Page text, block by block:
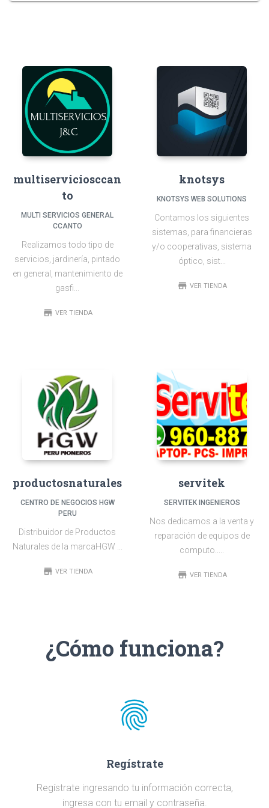
multiserviciosccan
to
MULTI SERVICIOS GENERAL
CCANTO
Realizamos todo tipo de
servicios, jardinería, pintado
en general, mantenimiento de
gasfi...
store VER TIENDA
knotsys
KNOTSYS WEB SOLUTIONS
Contamos los siguientes
sistemas, para financieras
y/o cooperativas, sistema
óptico, sist...
store VER TIENDA
productosnaturales
CENTRO DE NEGOCIOS HGW
PERU
Distribuidor de Productos
Naturales de la marcaHGW ...
store VER TIENDA
servitek
SERVITEK INGENIEROS
Nos dedicamos a la venta y
reparación de equipos de
computo.....
store VER TIENDA
¿Cómo funciona?
fingerprint
Regístrate
Regístrate ingresando tu información correcta,
ingresa con tu email y contraseña.